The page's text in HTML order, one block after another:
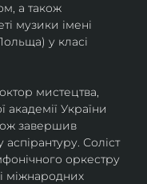
а також
музики імені
у класі
мистецтва,
України
завершив
аспірантуру. Соліст
оркестру
міжнародних